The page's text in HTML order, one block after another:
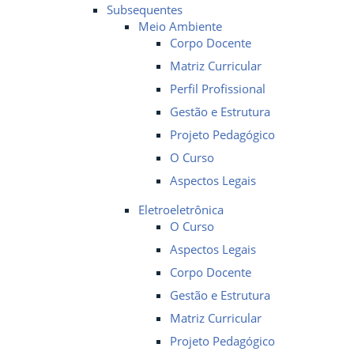
Subsequentes
Meio Ambiente
Corpo Docente
Matriz Curricular
Perfil Profissional
Gestão e Estrutura
Projeto Pedagógico
O Curso
Aspectos Legais
Eletroeletrônica
O Curso
Aspectos Legais
Corpo Docente
Gestão e Estrutura
Matriz Curricular
Projeto Pedagógico